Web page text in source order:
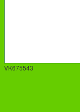
VK675543